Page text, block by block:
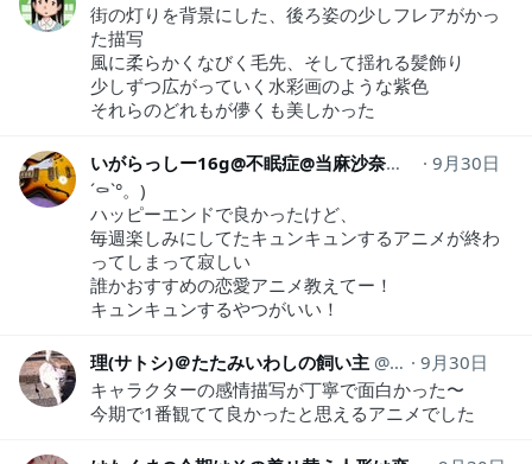
街の灯りを背景にした、後ろ姿の少しフレアがかっ
た描写
風に柔らかくなびく毛先、そして揺れる髪飾り
少しずつ広がっていく水彩画のような紫色
それらのどれもが儚くも美しかった
いがらっしー16g@不眠症@当麻沙奈恵
9月30日
´⚰︎`°。)
ハッピーエンドで良かったけど、
毎週楽しみにしてたキュンキュンするアニメが終わ
ってしまって寂しい
誰かおすすめの恋愛アニメ教えてー！
キュンキュンするやつがいい！
理(サトシ)＠たたみいわしの飼い主 Tatami_iwashi_
9月30日
キャラクターの感情描写が丁寧で面白かった〜
今期で1番観てて良かったと思えるアニメでした